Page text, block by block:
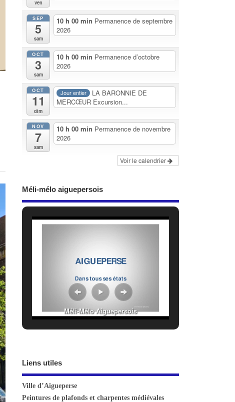
ven
SEP
5
sam
10 h 00 min Permanence de septembre
2026
OCT
3
sam
10 h 00 min Permanence d’octobre
2026
OCT
11
dim
Jour entier
LA BARONNIE DE
MERCŒUR Excursion...
NOV
7
sam
10 h 00 min Permanence de novembre
2026
Voir le calendrier
Méli-mélo aiguepersois
Méli-Mélo Aiguepersois
Liens utiles
Ville d’Aigueperse
Peintures de plafonds et charpentes médiévales